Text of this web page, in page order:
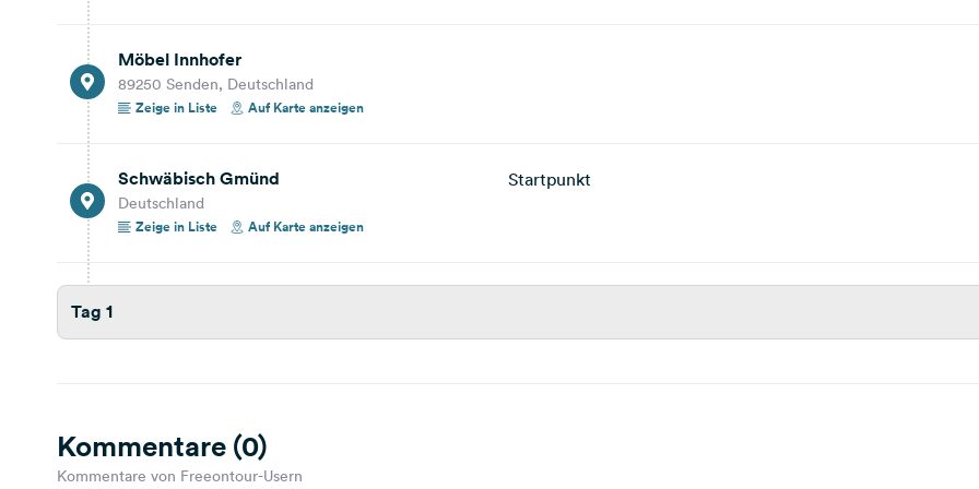
Möbel Innhofer
89250 Senden, Deutschland
Zeige in Liste
Auf Karte anzeigen
Schwäbisch Gmünd
Deutschland
Zeige in Liste
Auf Karte anzeigen
Startpunkt
Tag 1
Kommentare (0)
Kommentare von Freeontour-Usern